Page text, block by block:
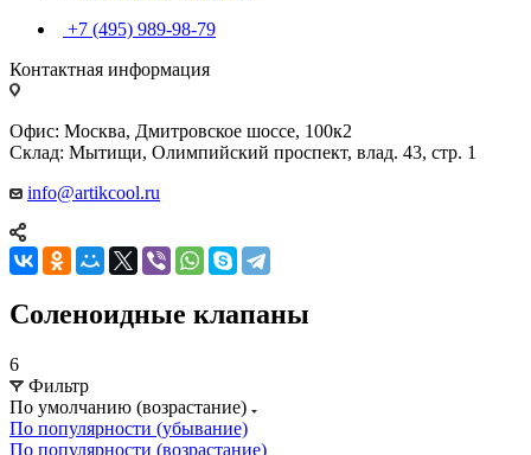
+7 (495) 989-98-79
Контактная информация
Офис: Москва, Дмитровское шоссе, 100к2
Склад: Мытищи, Олимпийский проспект, влад. 43, стр. 1
info@artikcool.ru
Соленоидные клапаны
6
Фильтр
По умолчанию (возрастание)
По популярности (убывание)
По популярности (возрастание)